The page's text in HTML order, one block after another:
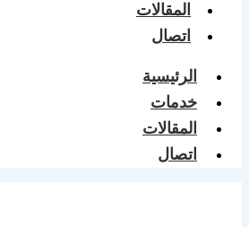
المقالات
اتصال
الرئيسية
خدمات
المقالات
اتصال